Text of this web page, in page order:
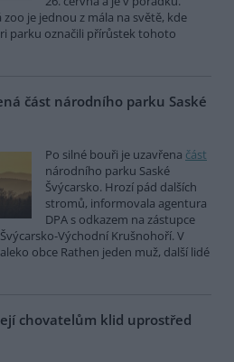
je jednou z mála na světě, kde
parku označili přírůstek tohoto
část národního parku Saské
Po silné bouři je uzavřena část
národního parku Saské
Švýcarsko. Hrozí pád dalších
stromů, informovala agentura
DPA s odkazem na zástupce
Východní Krušnohoří. V
obce Rathen jeden muž, další lidé
chovatelům klid uprostřed